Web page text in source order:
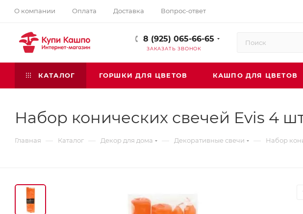
О компании Оплата Доставка Вопрос-ответ
8 (925) 065-66-65
ЗАКАЗАТЬ ЗВОНОК
КАТАЛОГ ГОРШКИ ДЛЯ ЦВЕТОВ КАШПО ДЛЯ ЦВЕТОВ
Набор конических свечей Evis 4
Главная — Каталог — Декор для дома — Декоративные свечи — Набор